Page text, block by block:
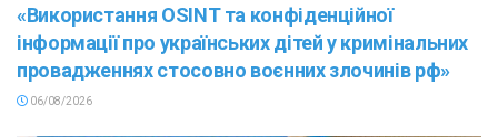
«Використання OSINT та конфіденційної
інформації про українських дітей у кримінальних
провадженнях стосовно воєнних злочинів рф»
06/08/2026